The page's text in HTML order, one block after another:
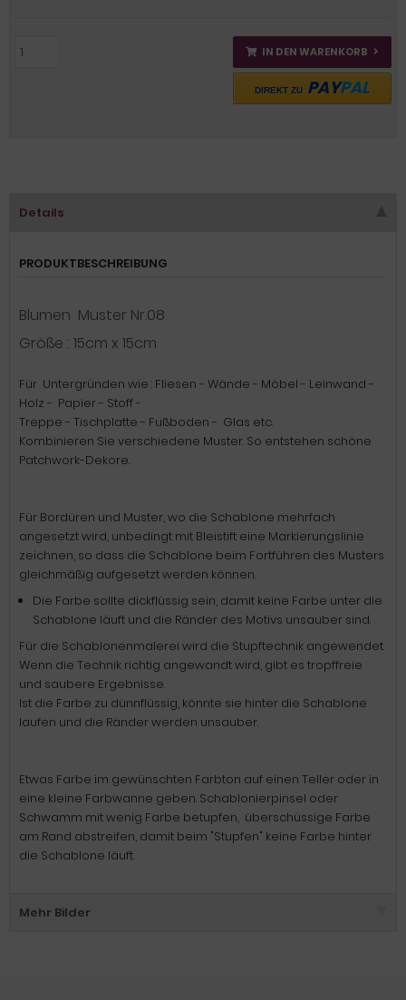
IN DEN WARENKORB
DIREKT ZU PAYPAL
Details
PRODUKTBESCHREIBUNG
Blumen Muster Nr.08
Größe : 15cm x 15cm
Für Untergründen wie : Fliesen - Wände - Möbel - Leinwand -
Holz - Papier - Stoff -
Treppe - Tischplatte - Fußboden - Glas etc.
Kombinieren Sie verschiedene Muster. So entstehen schöne
Patchwork-Dekore.
Für Bordüren und Muster, wo die Schablone mehrfach
angesetzt wird, unbedingt mit Bleistift eine Markierungslinie
zeichnen, so dass die Schablone beim Fortführen des Musters
gleichmäßig aufgesetzt werden können.
Die Farbe sollte dickflüssig sein, damit keine Farbe unter die
Schablone läuft und die Ränder des Motivs unsauber sind.
Für die Schablonenmalerei wird die Stupftechnik angewendet.
Wenn die Technik richtig angewandt wird, gibt es tropffreie
und saubere Ergebnisse.
Ist die Farbe zu dünnflüssig, könnte sie hinter die Schablone
laufen und die Ränder werden unsauber.
Etwas Farbe im gewünschten Farbton auf einen Teller oder in
eine kleine Farbwanne geben. Schablonierpinsel oder
Schwamm mit wenig Farbe betupfen, überschüssige Farbe
am Rand abstreifen, damit beim "Stupfen" keine Farbe hinter
die Schablone läuft.
Mehr Bilder